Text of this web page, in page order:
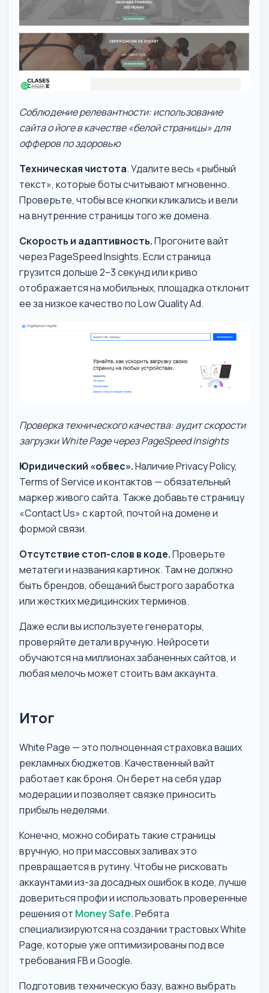
Соблюдение релевантности: использование
сайта о йоге в качестве «белой страницы» для
офферов по здоровью
Техническая чистота. Удалите весь «рыбный
текст», которые боты считывают мгновенно.
Проверьте, чтобы все кнопки кликались и вели
на внутренние страницы того же домена.
Скорость и адаптивность.Прогоните вайт
через PageSpeed Insights. Если страница
грузится дольше 2–3 секунд или криво
отображается на мобильных, площадка отклонит
ее за низкое качество по Low Quality Ad.
Проверка технического качества: аудит скорости
загрузки White Page через PageSpeed Insights
Юридический «обвес».Наличие Privacy Policy,
Terms of Service и контактов — обязательный
маркер живого сайта. Также добавьте страницу
«Contact Us» с картой, почтой на домене и
формой связи.
Отсутствие стоп-слов в коде.Проверьте
метатеги и названия картинок. Там не должно
быть брендов, обещаний быстрого заработка
или жестких медицинских терминов.
Даже если вы используете генераторы,
проверяйте детали вручную. Нейросети
обучаются на миллионах забаненных сайтов, и
любая мелочь может стоить вам аккаунта.
Итог
White Page — это полноценная страховка ваших
рекламных бюджетов. Качественный вайт
работает как броня. Он берет на себя удар
модерации и позволяет связке приносить
прибыль неделями.
Конечно, можно собирать такие страницы
вручную, но при массовых заливах это
превращается в рутину. Чтобы не рисковать
аккаунтами из-за досадных ошибок в коде, лучше
довериться профи и использовать проверенные
решения от Money Safe. Ребята
специализируются на создании трастовых White
Page, которые уже оптимизированы под все
требования FB и Google.
Подготовив техническую базу, важно выбрать